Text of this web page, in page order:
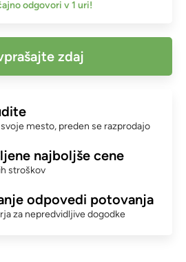
odgovori v 1 uri!
zdaj
mesto, preden se razprodajo
najboljše cene
stroškov
odpovedi potovanja
za nepredvidljive dogodke